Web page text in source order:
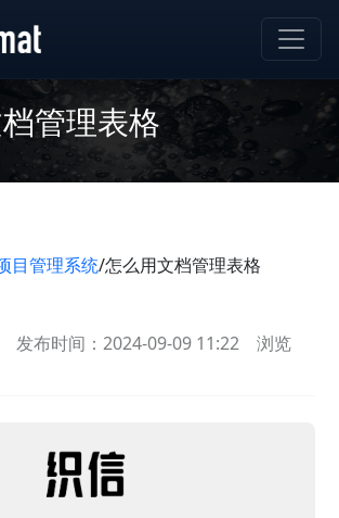
管理表格
目管理系统/怎么用文档管理表格
发布时间：2024-09-09 11:22
浏览